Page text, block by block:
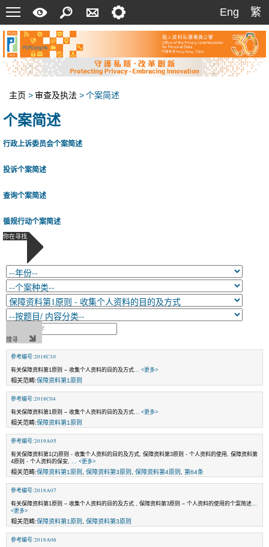
菜
单
速
指
南
索
络
我
定
Eng
繁
繁
主页 > 审查及执法 >个案简述
个案简述
行政上诉委员会个案简述
投诉个案简述
查询个案简述
循规行动个案简述
你在寻找
参考编号:2018C10
有关保障资料第1原则 – 收集个人资料的目的及方式 ... <更多>
相关范畴:保障资料第1原则
参考编号:2018C04
有关保障资料第1原则 – 收集个人资料的目的及方式 ... <更多>
相关范畴:保障资料第1原则
参考编号:2019A05
有关保障资料第1(2)原则 - 收集个人资料的目的及方式, 保障资料第3原则 - 个人资料的使用, 保障资料第
4原则 - 个人资料的保安,
... <更多>
相关范畴:保障资料第1原则 保障资料第3原则 保障资料第4原则 第64条
参考编号:2018A07
有关保障资料第1原则 – 收集个人资料的目的及方式 , 保障资料第3原则 – 个人资料的使用的个案简述
<更多>
相关范畴:保障资料第1原则 保障资料第3原则
参考编号:2018A06